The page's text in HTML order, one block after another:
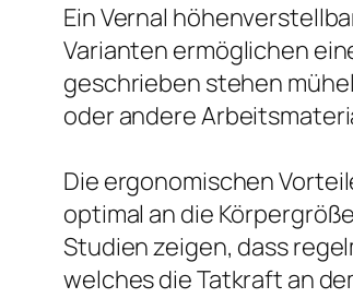
Ein Vernal
Varianten ermöglichen
geschrieben stehen
oder andere
Die ergonomischen
optimal an die
Studien zeigen, dass
welches die Tatkraft an